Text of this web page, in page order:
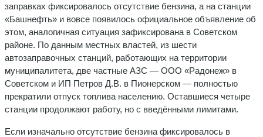
заправках фиксировалось отсутствие бензина, а на станции
«Башнефть» и вовсе появилось официальное объявление об
этом, аналогичная ситуация зафиксирована в Советском
районе. По данным местных властей, из шести
автозаправочных станций, работающих на территории
муниципалитета, две частные АЗС — ООО «Радонеж» в
Советском и ИП Петров Д.В. в Пионерском — полностью
прекратили отпуск топлива населению. Оставшиеся четыре
станции продолжают работу, но с введёнными лимитами.
Если изначально отсутствие бензина фиксировалось в